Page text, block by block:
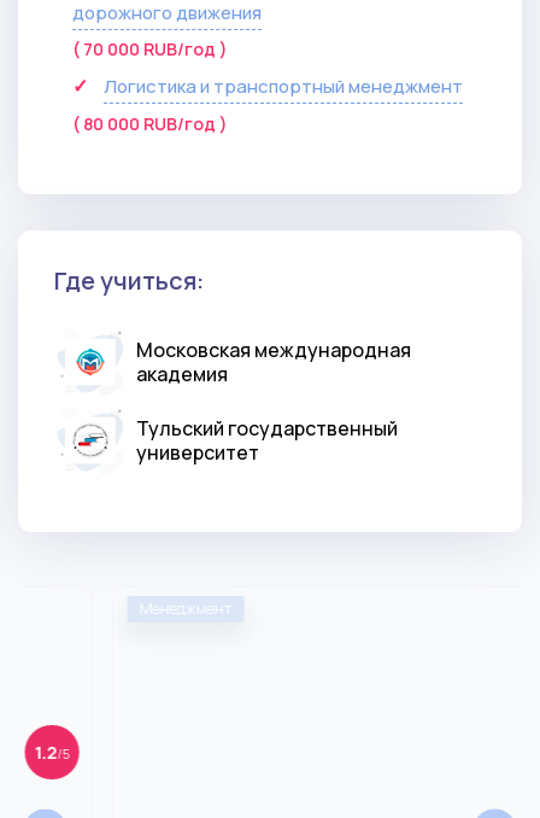
дорожного движения
( 70 000 RUB/год )
Логистика и транспортный менеджмент
( 80 000 RUB/год )
Где учиться:
Московская международная
академия
Тульский государственный
университет
Менеджмент